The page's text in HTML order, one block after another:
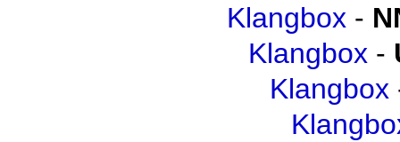
Klangbox -
Klangbox -
Klangbox